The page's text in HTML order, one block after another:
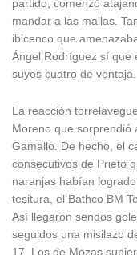
partido, comenzó
mandar a las mallas.
ibicenco que
Ángel Rodríguez sí que
suyos cuatro de ventaja.
La reacción
Moreno que sorprendió
Gamallo. De hecho, el
consecutivos de Prieto
naranjas habían
tesitura, el Bathco BM
Así llegaron sendos
seguidos una misilazo
17. Los de Mozas